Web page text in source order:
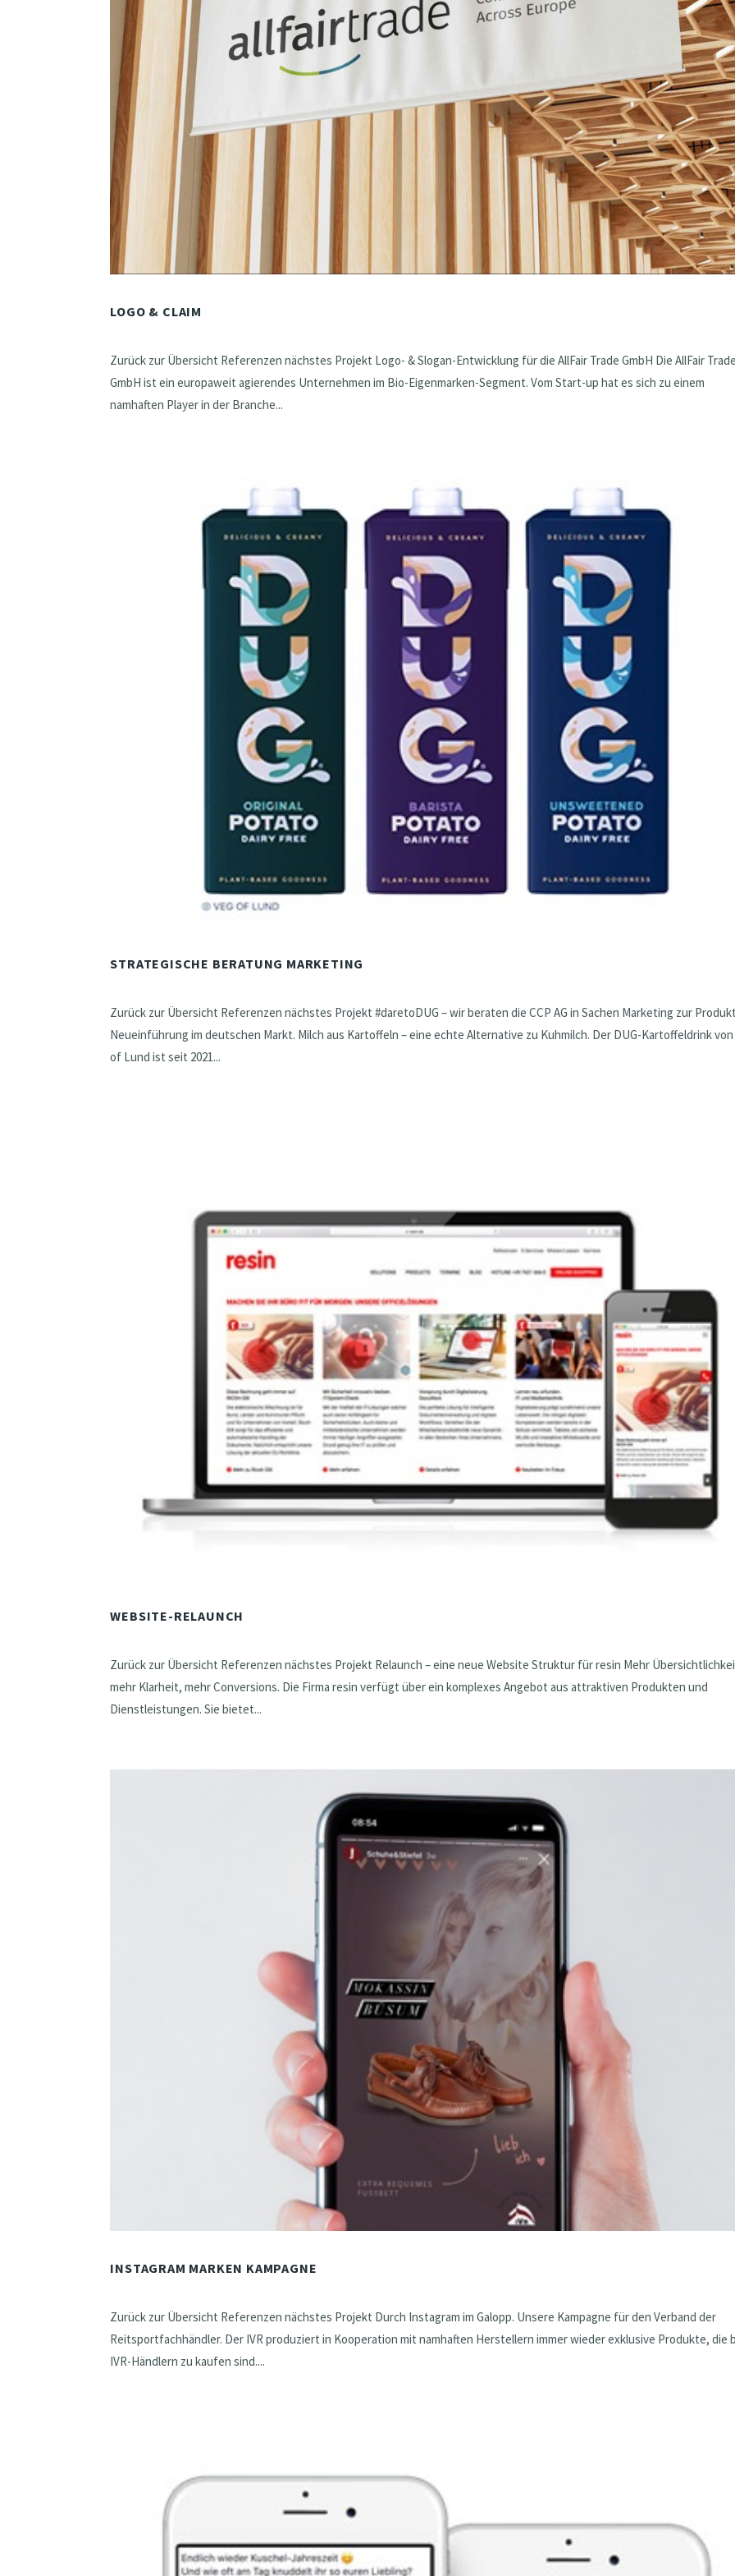
LOGO & CLAIM
Zurück zur Übersicht Referenzen nächstes Projekt Logo- & Slogan-Entwicklung für die AllFair Trade GmbH Die AllFair
GmbH ist ein europaweit agierendes Unternehmen im Bio-Eigenmarken-Segment. Vom Start-up hat es sich zu einem
namhaften Player in der Branche...
STRATEGISCHE BERATUNG MARKETING
Zurück zur Übersicht Referenzen nächstes Projekt #daretoDUG – wir beraten die CCP AG in Sachen Marketing zur
Neueinführung im deutschen Markt. Milch aus Kartoffeln – eine echte Alternative zu Kuhmilch. Der DUG-Kartoffeldrink
of Lund ist seit 2021...
WEBSITE-RELAUNCH
Zurück zur Übersicht Referenzen nächstes Projekt Relaunch – eine neue Website Struktur für resin Mehr
mehr Klarheit, mehr Conversions. Die Firma resin verfügt über ein komplexes Angebot aus attraktiven Produkten und
Dienstleistungen. Sie bietet...
INSTAGRAM MARKEN KAMPAGNE
Zurück zur Übersicht Referenzen nächstes Projekt Durch Instagram im Galopp. Unsere Kampagne für den Verband der
Reitsportfachhändler. Der IVR produziert in Kooperation mit namhaften Herstellern immer wieder exklusive Produkte, die
IVR-Händlern zu kaufen sind....